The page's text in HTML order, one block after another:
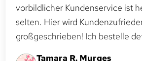
vorbildlicher Kundenservice ist
selten. Hier wird
großgeschrieben! Ich bestelle
Tamara R. Murges